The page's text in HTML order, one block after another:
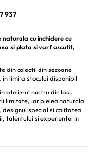
937
cu inchidere cu
si plata si varf ascutit,
din colectii din sezoane
limita stocului disponibil.
atelierul nostru din Iasi.
limitate, iar pielea naturala
special si calitatea
talentului si experientei in